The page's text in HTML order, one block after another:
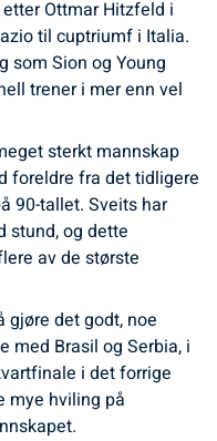
Ottmar Hitzfeld i
til cuptriumf i Italia.
som Sion og Young
trener i mer enn vel
sterkt mannskap
foreldre fra det tidligere
90-tallet. Sveits har
stund, og dette
av de største
gjøre det godt, noe
med Brasil og Serbia, i
i det forrige
mye hviling på